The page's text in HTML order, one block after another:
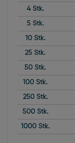
4Stk.
5Stk.
10Stk.
25 Stk.
50 Stk.
100 Stk.
250Stk.
500Stk.
1000Stk.